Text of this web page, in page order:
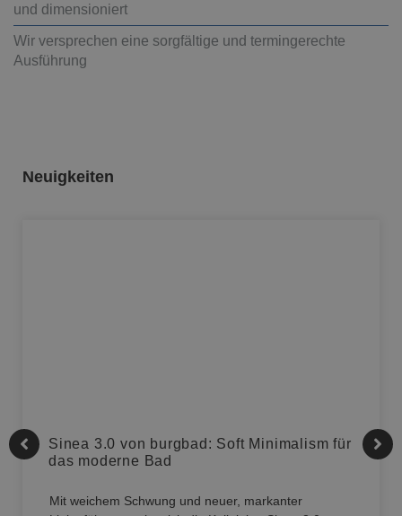
und dimensioniert
Wir versprechen eine sorgfältige und termingerechte
Ausführung
Neuigkeiten
Sinea 3.0 von burgbad: Soft Minimalism für
das moderne Bad
Mit weichem Schwung und neuer, markanter